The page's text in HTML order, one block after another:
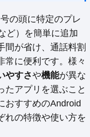
の頭に特定のプレ
ど）を簡単に追加
間が省け、通話料割
常に便利です。様々
やすさや機能が異な
たアプリを選ぶこと
おすすめのAndroid
れの特徴や使い方を